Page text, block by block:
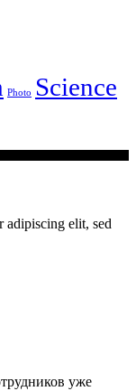
Photo
Science
adipiscing elit, sed
уже